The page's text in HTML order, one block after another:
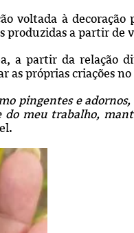
voltada à
produzidas a partir de
a partir da relação
as próprias criações
pingentes e
do meu trabalho,